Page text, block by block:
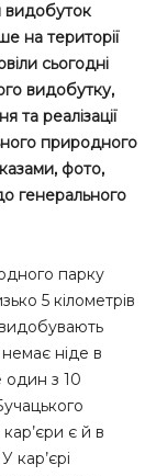
видобуток
на території
сьогодні
видобутку,
та реалізації
природного
фото,
генерального
парку
5 кілометрів
немає ніде в
один з 10
є й в
кар’єрі